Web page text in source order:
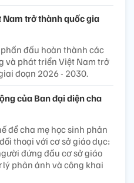
trở thành quốc gia
đấu hoàn thành các
và phát triển Việt Nam trở
đoạn 2026 - 2030.
của Ban đại diện cha
để cha mẹ học sinh phản
thoại với cơ sở giáo dục;
đứng đầu cơ sở giáo
phản ánh và công khai